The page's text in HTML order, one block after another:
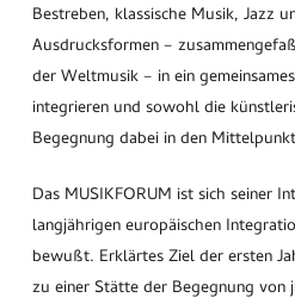
Bestreben, klassische Musik, Jazz
Ausdrucksformen –
der Weltmusik – in ein
integrieren und sowohl die
Begegnung dabei in den
Das MUSIKFORUM ist sich seiner
langjährigen europäischen
bewußt. Erklärtes Ziel der ersten
zu einer Stätte der Begegnung von